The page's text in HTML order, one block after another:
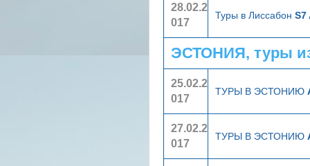
28.02.2
017
Туры в Лиссабон S7
ЭСТОНИЯ, туры
25.02.2
017
ТУРЫ В ЭСТОНИЮ
27.02.2
017
ТУРЫ В ЭСТОНИЮ